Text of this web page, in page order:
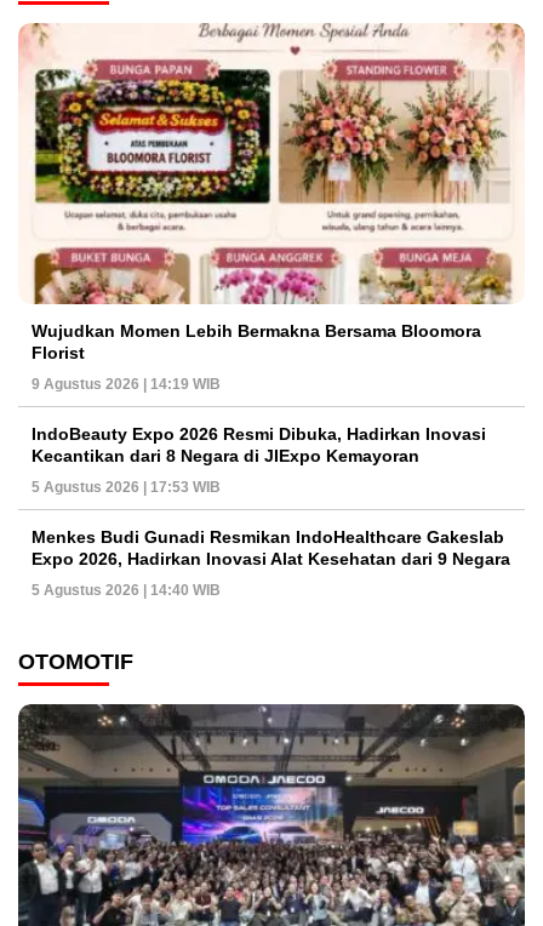
Wujudkan Momen Lebih Bermakna Bersama Bloomora
Florist
9 Agustus 2026 | 14:19 WIB
IndoBeauty Expo 2026 Resmi Dibuka, Hadirkan Inovasi
Kecantikan dari 8 Negara di JIExpo Kemayoran
5 Agustus 2026 | 17:53 WIB
Menkes Budi Gunadi Resmikan IndoHealthcare Gakeslab
Expo 2026, Hadirkan Inovasi Alat Kesehatan dari 9 Negara
5 Agustus 2026 | 14:40 WIB
OTOMOTIF